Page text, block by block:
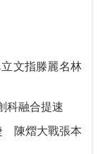
最後一段合龍 港深創科融合提速
陳熠大戰張本